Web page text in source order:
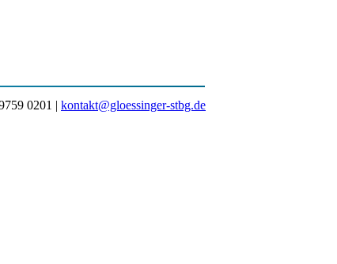
0201 | kontakt@gloessinger-stbg.de